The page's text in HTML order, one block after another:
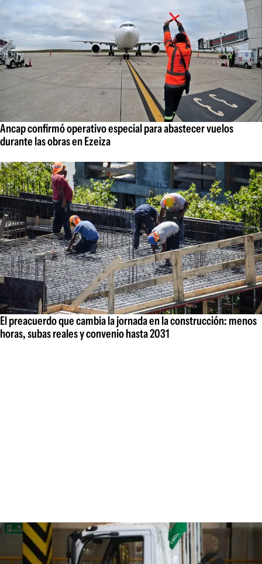
Ancap confirmó operativo especial para abastecer vuelos
durante las obras en Ezeiza
El preacuerdo que cambia la jornada en la construcción: menos
horas, subas reales y convenio hasta 2031